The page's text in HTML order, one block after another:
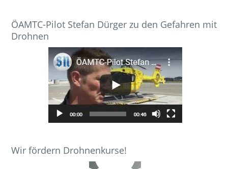
ÖAMTC-Pilot Stefan Dürger zu den Gefahren mit
Drohnen
Wir fördern Drohnenkurse!